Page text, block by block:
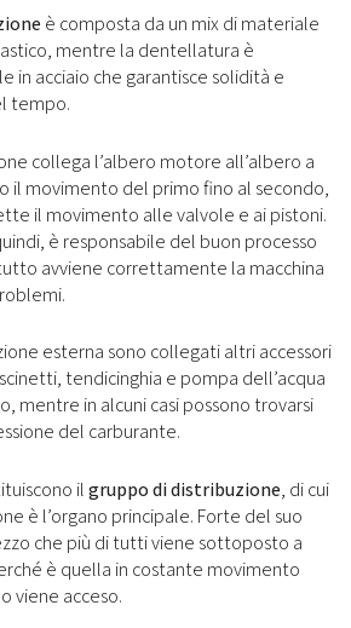
è composta da un mix di materiale
mentre la dentellatura è
in acciaio che garantisce solidità e
tempo.
collega l’albero motore all’albero a
il movimento del primo fino al secondo,
il movimento alle valvole e ai pistoni.
è responsabile del buon processo
avviene correttamente la macchina
esterna sono collegati altri accessori
tendicinghia e pompa dell’acqua
mentre in alcuni casi possono trovarsi
del carburante.
ilgruppo di distribuzione, di cui
è l’organo principale. Forte del suo
che più di tutti viene sottoposto a
è quella in costante movimento
viene acceso.